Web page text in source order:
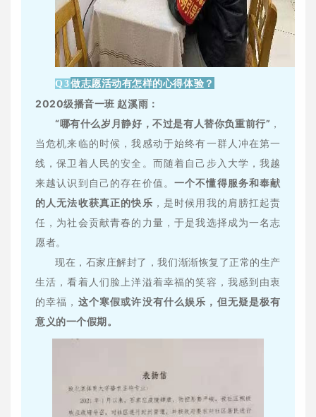
Q3做志愿活动有怎样的心得体验？
2020级播音一班 赵溪雨：
“哪有什么岁月静好，不过是有人替你负重前行” ，
当危机来临的时候，我感动于始终有一群人冲在第一
线，保卫着人民的安全。而随着自己步入大学，我越
来越认识到自己的存在价值。一个不懂得服务和奉献
的人无法收获真正的快乐 ，是时候用我的肩膀扛起责
任，为社会贡献青春的力量，于是我选择成为一名志
愿者。
现在，石家庄解封了，我们渐渐恢复了正常的生产
生活，看着人们脸上洋溢着幸福的笑容，我感到由衷
的幸福， 这个寒假或许没有什么娱乐，但无疑是极有
意义的一个假期。